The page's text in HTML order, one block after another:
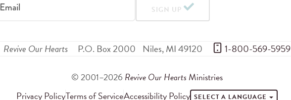
Email SIGN UP
Revive Our Hearts P.O. Box 2000 Niles,MI49120 1-800-569-5959
© 2001–2026 Revive Our Hearts Ministries
Privacy PolicyTerms of ServiceAccessibility Policy SELECT A LANGUAGE